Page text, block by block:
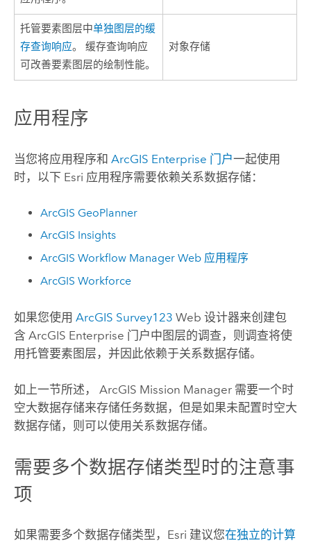
托管要素图层中单独图层的缓
存查询响应。 缓存查询响应
可改善要素图层的绘制性能。
对象存储
应用程序
当您将应用程序和 ArcGIS Enterprise 门户一起使用
时，以下 Esri 应用程序需要依赖关系数据存储：
ArcGIS GeoPlanner
ArcGIS Insights
ArcGIS Workflow Manager Web 应用程序
ArcGIS Workforce
如果您使用 ArcGIS Survey123 Web 设计器来创建包
含 ArcGIS Enterprise 门户中图层的调查，则调查将使
用托管要素图层，并因此依赖于关系数据存储。
如上一节所述， ArcGIS Mission Manager需要一个时
空大数据存储来存储任务数据，但是如果未配置时空大
数据存储，则可以使用关系数据存储。
需要多个数据存储类型时的注意事
项
如果需要多个数据存储类型， Esri 建议您在独立的计算